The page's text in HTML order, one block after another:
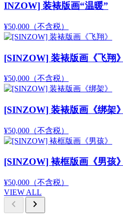
INZOW] 装裱版画“温暖”
¥50,000 （不含税）
[SINZOW] 装裱版画《飞翔》
¥50,000 （不含税）
[SINZOW] 装裱版画《绑架》
¥50,000 （不含税）
[SINZOW] 裱框版画《男孩》
¥50,000 （不含税）
VIEW ALL
chevron_left chevron_right